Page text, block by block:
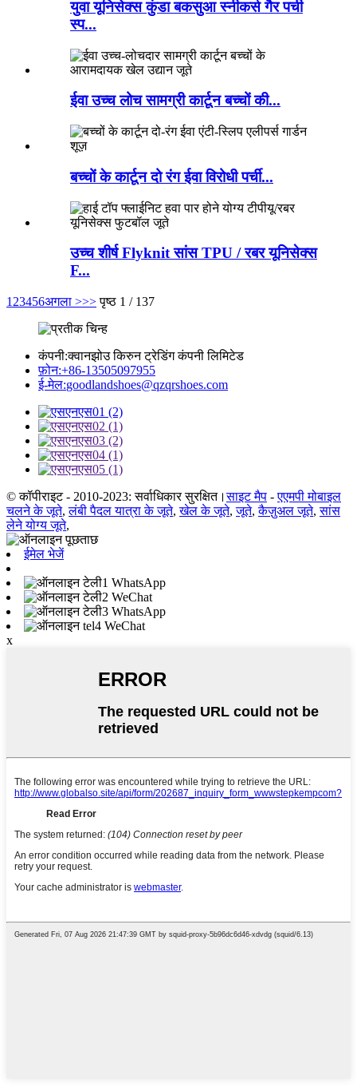
युवा यूनिसेक्स कुंडा बकसुआ स्नीकर्स गैर पर्ची
स्प...
ईवा उच्च लोच सामग्री कार्टून बच्चों की...
बच्चों के कार्टून दो रंग ईवा विरोधी पर्ची...
उच्च शीर्ष Flyknit सांस TPU / रबर यूनिसेक्स
F...
1 23456अगला >>> पृष्ठ 1 / 137
कंपनी:क्वानझोउ किरुन ट्रेडिंग कंपनी लिमिटेड
फ़ोन:+86-13505097955
ई-मेल:goodlandshoes@qzqrshoes.com
© कॉपीराइट - 2010-2023: सर्वाधिकार सुरक्षित।साइट मैप -एएमपी मोबाइल
चलने के जूते,लंबी पैदल यात्रा के जूते,खेल के जूते,जूते,कैज़ुअल जूते,सांस
लेने योग्य जूते,
ईमेल भेजें
WhatsApp
WeChat
WhatsApp
WeChat
x